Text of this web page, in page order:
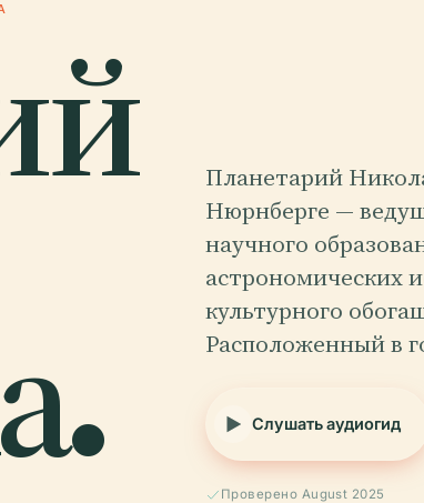
Планетарий
Нюрнберге —
научного
астрономических
культурного
Расположенный в
Слушать аудиогид
Проверено August 2025